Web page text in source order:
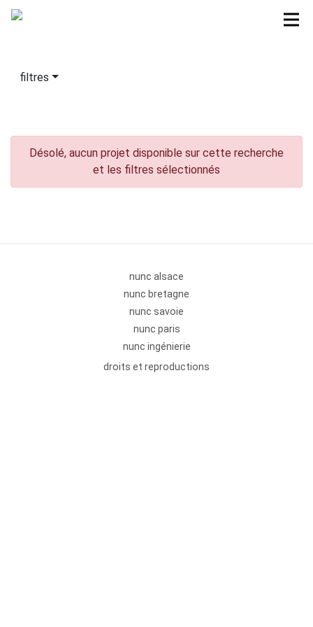
filtres
Désolé, aucun projet disponible sur cette recherche
et les filtres sélectionnés
nunc alsace
nunc bretagne
nunc savoie
nunc paris
nunc ingénierie
droits et reproductions